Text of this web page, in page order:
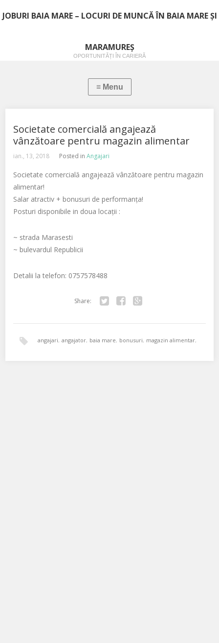
JOBURI BAIA MARE – LOCURI DE MUNCĂ ÎN BAIA MARE ȘI
MARAMUREȘ
OPORTUNITĂȚI ÎN CARIERĂ
Societate comercială angajează
vânzătoare pentru magazin alimentar
ian., 13, 2018 Posted inAngajari
Societate comercială angajează vânzătoare pentru magazin
alimentar!
Salar atractiv + bonusuri de performanța!
Posturi disponibile in doua locații :
~ strada Marasesti
~ bulevardul Republicii
Detalii la telefon: 0757578488
Share:
angajari, angajator, baia mare, bonusuri, magazin alimentar,